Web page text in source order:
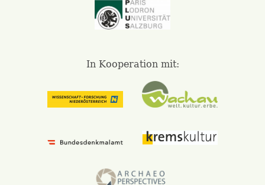
In Kooperation mit: